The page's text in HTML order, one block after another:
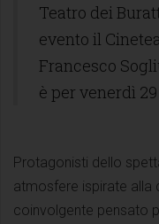
Teatro dei
evento il
Francesco
è per venerdì
Protagonisti dello
atmosfere ispirate alla
coinvolgente pensato